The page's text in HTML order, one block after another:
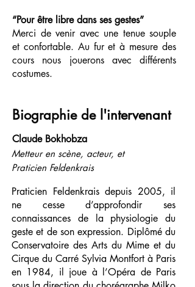
“Pour être libre dans ses gestes”
Merci de venir avec une tenue souple
et confortable. Au fur et à mesure des
cours nous jouerons avec différents
costumes.
Biographie de l'intervenant
Claude Bokhobza
Metteur en scène, acteur, et
Praticien Feldenkrais
Praticien Feldenkrais depuis 2005, il
ne cesse d’approfondir ses
connaissances de la physiologie du
geste et de son expression. Diplômé du
Conservatoire des Arts du Mime et du
Cirque du Carré Sylvia Montfort à Paris
en 1984, il joue à l’Opéra de Paris